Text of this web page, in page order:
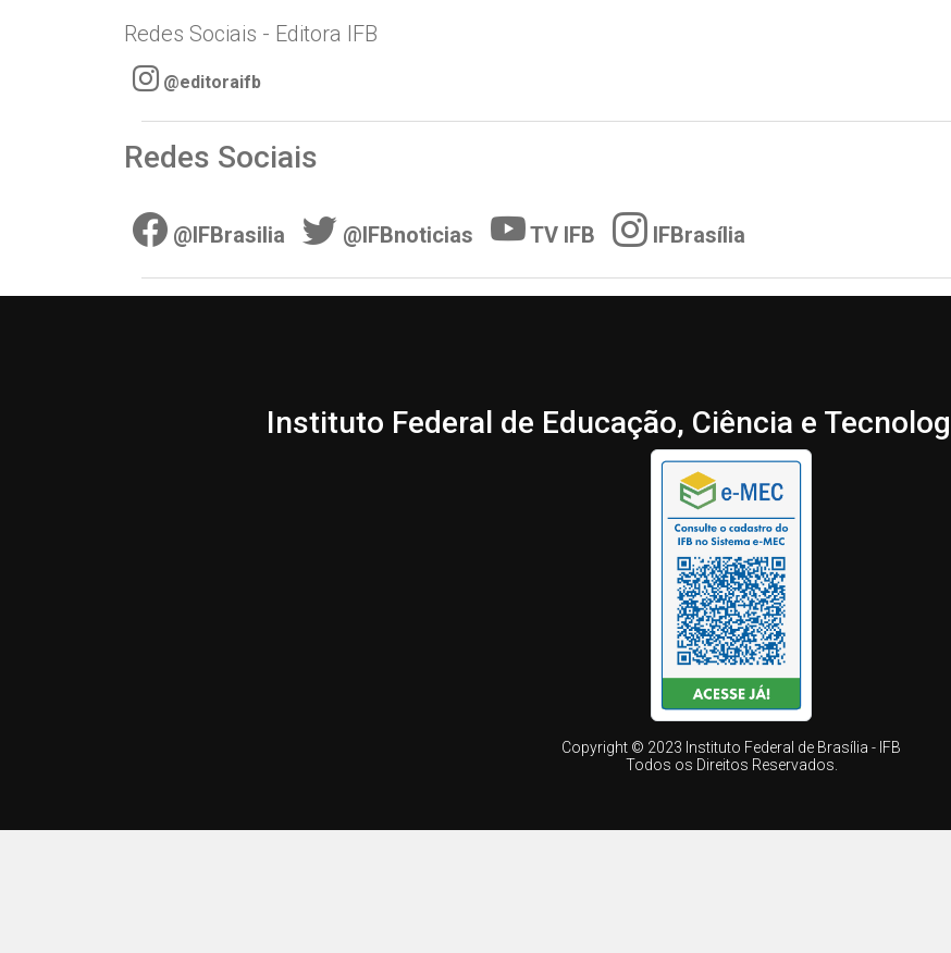
Redes Sociais - Editora IFB
@editoraifb
Redes Sociais
@IFBrasilia @IFBnoticias TV IFB IFBrasília
Instituto Federal de Educação, Ciência e
Copyright © 2023 Instituto Federal de Brasília - IFB
Todos os Direitos Reservados.